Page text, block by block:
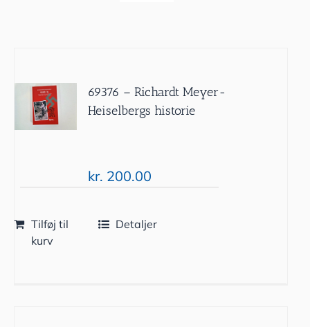
69376 – Richardt Meyer-
Heiselbergs historie
kr. 200.00
Tilføj til
kurv
Detaljer